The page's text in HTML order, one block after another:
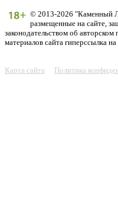
© 2013-2026 "Каменный
размещенные на сайте,
законодательством об
материалов сайта гиперссылка
Карта сайта Политика